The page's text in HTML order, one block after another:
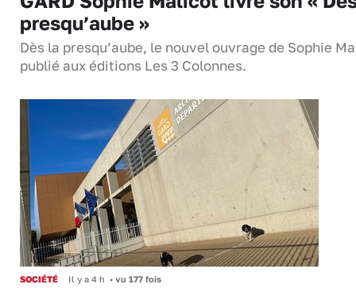
presqu’aube »
Dès la presqu’aube, le nouvel ouvrage de Sophie
publié aux éditions Les 3 Colonnes.
SOCIÉTÉ Il y a 4 h • vu 177 fois